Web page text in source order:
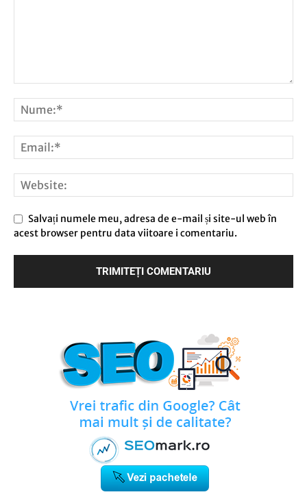
Salvați numele meu, adresa de e-mail și site-ul web în
acest browser pentru data viitoare i comentariu.